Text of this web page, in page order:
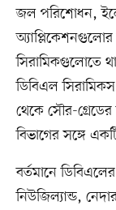
জল পরিশোধন,
সিরামিকগুলোতে
ডিবিএল সিরামিকস
থেকে সৌর-
বিভাগের সঙ্গে
বর্তমানে
নিউজিল্যান্ড,